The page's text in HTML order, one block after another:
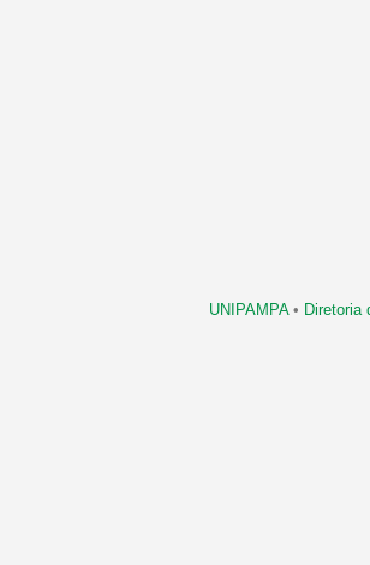
UNIPAMPA• Diretoria